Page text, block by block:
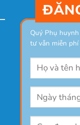
Quý Phụ
tư vẫn miễn